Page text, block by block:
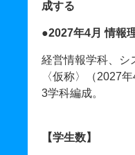
成する
●2027年4月 情報
経営情報学科、シ
〈仮称〉（2027
3学科編成。
【学生数】